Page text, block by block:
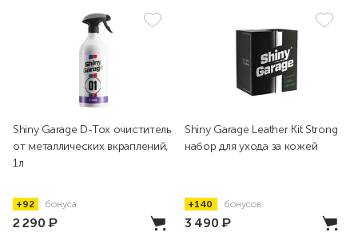
Shiny Garage D-Tox очиститель
от металлических вкраплений,
1л
+92 бонуса
2 290₽
Shiny Garage Leather Kit Strong
набор для ухода за кожей
+140 бонусов
3 490₽